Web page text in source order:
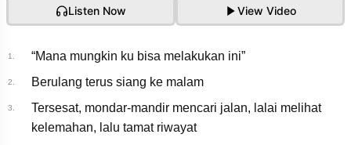
Listen Now View Video
能ナシ / 知声
1. “Mana mungkin ku bisa melakukan ini”
2. Berulang terus siang ke malam
3.
Tersesat, mondar-mandir mencari jalan, lalai melihat
kelemahan, lalu tamat riwayat